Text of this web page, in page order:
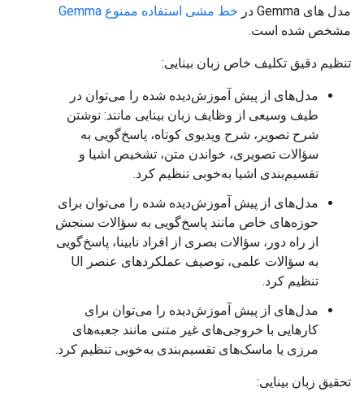
مدل های Gemma در
خط مشی استفاده ممنوع Gemma
مشخص شده است.
تنظیم دقیق تکلیف خاص زبان بینایی:
مدل‌های از پیش آموزش‌دیده شده را می‌توان در
طیف وسیعی از وظایف زبان بینایی مانند: نوشتن
شرح تصویر، شرح ویدیوی کوتاه، پاسخ‌گویی به
سؤالات تصویری، خواندن متن، تشخیص اشیا و
تقسیم‌بندی اشیا به‌خوبی تنظیم کرد.
مدل‌های از پیش آموزش‌دیده شده را می‌توان برای
حوزه‌های خاص مانند پاسخ‌گویی به سؤالات سنجش
از راه دور، سؤالات بصری از افراد نابینا، پاسخ‌گویی
به سؤالات علمی، توصیف عملکردهای عنصر UI
تنظیم کرد.
مدل‌های از پیش آموزش‌دیده را می‌توان برای
کارهایی با خروجی‌های غیر متنی مانند جعبه‌های
مرزی یا ماسک‌های تقسیم‌بندی به‌خوبی تنظیم کرد.
تحقیق زبان بینایی: